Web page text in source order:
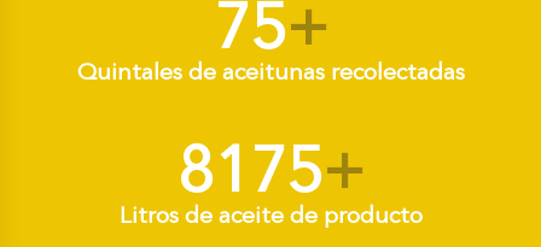
75+
Quintales de aceitunas recolectadas
8175+
Litros de aceite de producto